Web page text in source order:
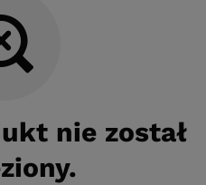
nie został